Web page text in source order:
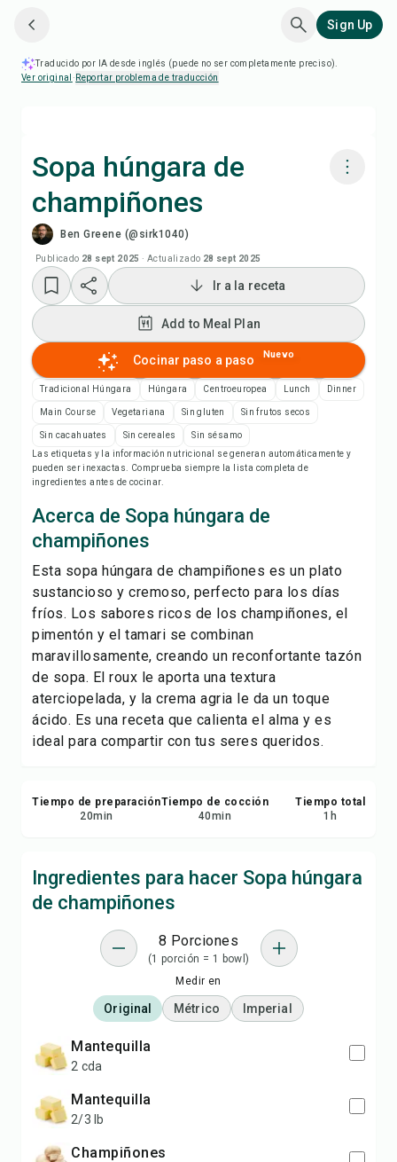
Sign Up
Traducido por IA desde inglés (puede no ser completamente preciso).
Ver original · Reportar problema de traducción
Sopa húngara de
champiñones
Ben Greene (@sirk1040)
Publicado 28 sept 2025 ·Actualizado 28 sept 2025
Cocinar con Chefadora AI
Add to Meal Plan
Add to Shopping List
Notas de la receta
Guardar
Ir a la receta
Add to Meal Plan
Cocinar paso a paso Nuevo
Tradicional Húngara Húngara Centroeuropea Lunch Dinner
Main Course Vegetariana Sin gluten Sin frutos secos
Sin cacahuates Sin cereales
Sin sésamo
Las etiquetas y la información nutricional se generan automáticamente y
pueden ser inexactas. Comprueba siempre la lista completa de
ingredientes antes de cocinar.
Acerca de Sopa húngara de
champiñones
Esta sopa húngara de champiñones es un plato
sustancioso y cremoso, perfecto para los días
fríos. Los sabores ricos de los champiñones, el
pimentón y el tamari se combinan
maravillosamente, creando un reconfortante tazón
de sopa. El roux le aporta una textura
aterciopelada, y la crema agria le da un toque
ácido. Es una receta que calienta el alma y es
ideal para compartir con tus seres queridos.
Tiempo de preparación
20min
Tiempo de cocción
40min
Tiempo total
1 h
Ingredientes para hacer Sopa húngara
de champiñones
8 Porciones
(1 porción = 1 bowl)
Medir en
Original Métrico Imperial
mantequilla
2 cda
mantequilla
2/3 lb
champiñones